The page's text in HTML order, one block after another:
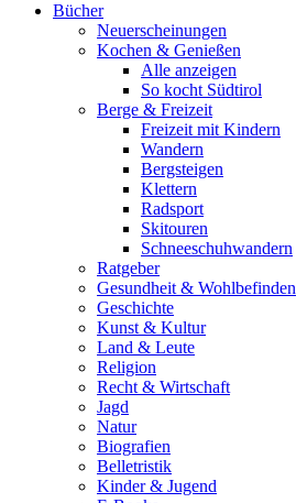
Bücher
Neuerscheinungen
Kochen & Genießen
Alle anzeigen
So kocht Südtirol
Berge & Freizeit
Freizeit mit Kindern
Wandern
Bergsteigen
Klettern
Radsport
Skitouren
Schneeschuhwandern
Ratgeber
Gesundheit & Wohlbefinden
Geschichte
Kunst & Kultur
Land & Leute
Religion
Recht & Wirtschaft
Jagd
Natur
Biografien
Belletristik
Kinder & Jugend